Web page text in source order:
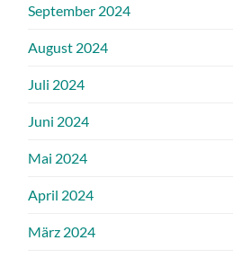
September 2024
August 2024
Juli 2024
Juni 2024
Mai 2024
April 2024
März 2024